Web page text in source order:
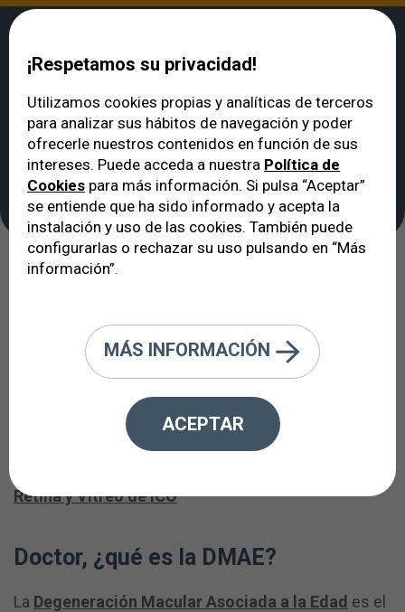
VERTE ¿Qué es DMAE? ¿Se puede tratar?
¿Qué es DMAE? ¿Se
puede tratar?
DMAE. Degeneración macular
asociada a la edad Entrevista al Dr.
Jaume Crespí de la Unidad de Retina
y Vítreo de ICO
Retina y Vítreo de ICO
Doctor, ¿qué es la DMAE?
La Degeneración Macular Asociada a la Edad es el
¡Respetamos su privacidad!
Utilizamos cookies propias y analíticas de terceros
para analizar sus hábitos de navegación y poder
ofrecerle nuestros contenidos en función de sus
intereses. Puede acceda a nuestra Política de
Cookies para más información. Si pulsa “Aceptar”
se entiende que ha sido informado y acepta la
instalación y uso de las cookies. También puede
configurarlas o rechazar su uso pulsando en “Más
información”.
MÁS INFORMACIÓN
ACEPTAR